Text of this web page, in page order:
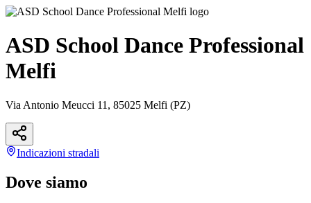
ASD School Dance Professional
Melfi
Via Antonio Meucci 11, 85025 Melfi (PZ)
Indicazioni stradali
Dove siamo